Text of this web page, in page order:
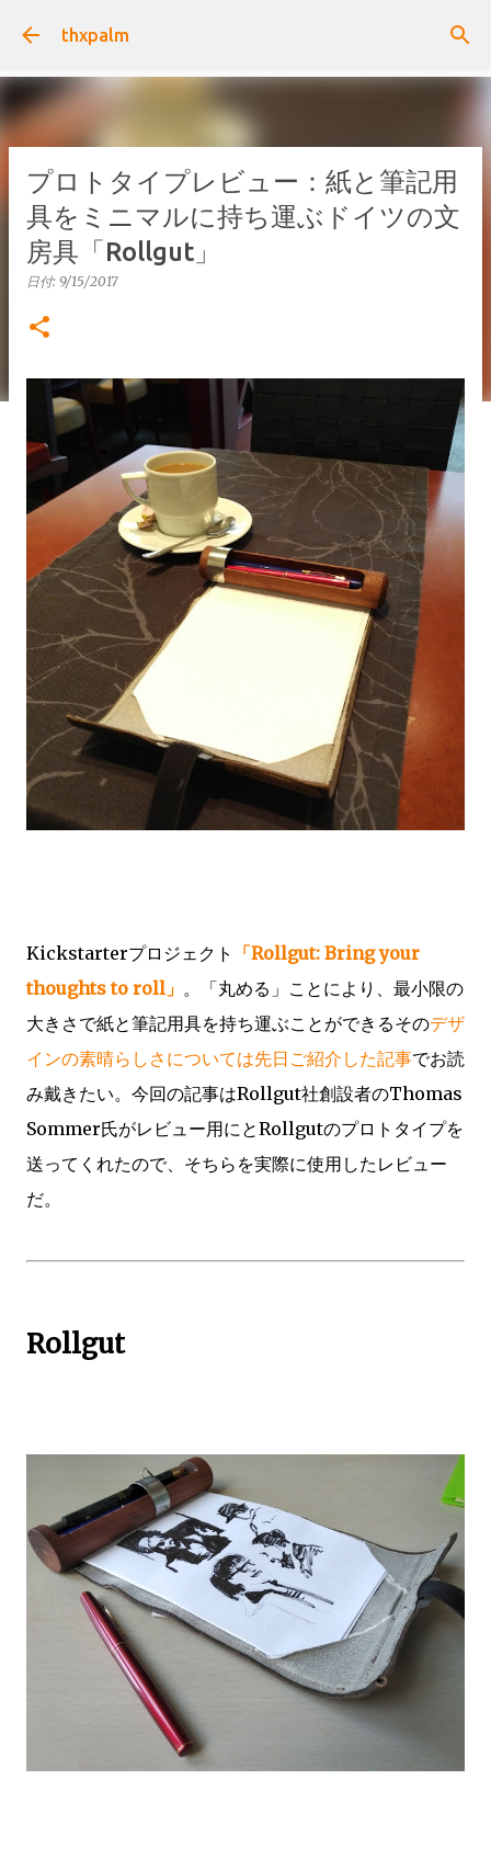
スキップしてメイン コンテンツに移動
thxpalm
プロトタイプレビュー：紙と筆記用
具をミニマルに持ち運ぶドイツの文
房具「Rollgut」
日付: 9/15/2017
Kickstarterプロジェクト
「Rollgut: Bring your
thoughts to roll」 。「丸める」ことにより、最小限の
大きさで紙と筆記用具を持ち運ぶことができるそのデザ
インの素晴らしさについては先日ご紹介した記事でお読
み戴きたい。今回の記事はRollgut社創設者のThomas
Sommer氏がレビュー用にとRollgutのプロトタイプを
送ってくれたので、そちらを実際に使用したレビュー
だ。
Rollgut